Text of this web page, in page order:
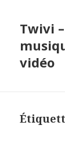
Twivi
vidéo